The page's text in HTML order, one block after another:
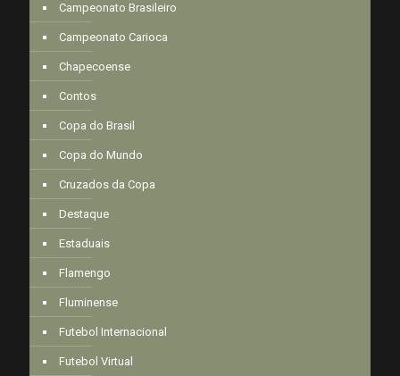
Campeonato Brasileiro
Campeonato Carioca
Chapecoense
Contos
Copa do Brasil
Copa do Mundo
Cruzados da Copa
Destaque
Estaduais
Flamengo
Fluminense
Futebol Internacional
Futebol Virtual